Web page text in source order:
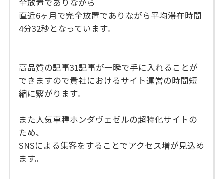
全放置でありながら
直近6ヶ月で完全放置でありながら平均滞在時間
4分32秒となっています。
高品質の記事31記事が一瞬で手に入れることが
できますので貴社におけるサイト運営の時間短
縮に繋がります。
また人気車種ホンダヴェゼルの超特化サイトの
ため、
SNSによる集客をすることでアクセス増が見込め
ます。